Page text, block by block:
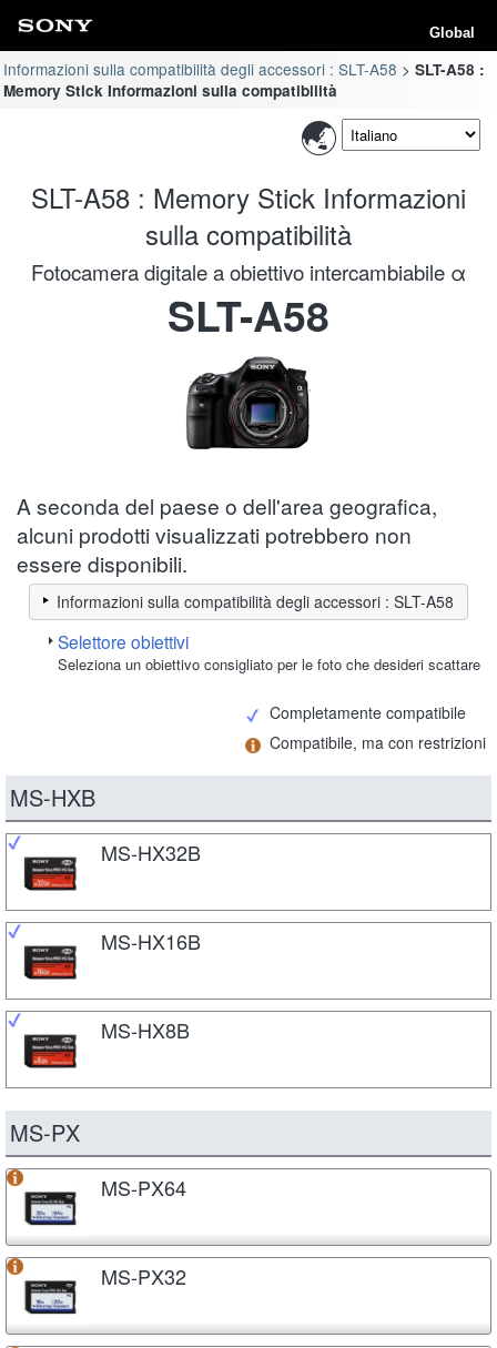
Global
Informazioni sulla compatibilità degli accessori : SLT-A58
SLT-A58 :
Memory Stick Informazioni sulla compatibilità
SLT-A58 : Memory Stick Informazioni
sulla compatibilità
Fotocamera digitale a obiettivo intercambiabile α
SLT-A58
A seconda del paese o dell'area geografica,
alcuni prodotti visualizzati potrebbero non
essere disponibili.
Informazioni sulla compatibilità degli accessori : SLT-A58
Selettore obiettivi
Seleziona un obiettivo consigliato per le foto che desideri scattare
Completamente compatibile
Compatibile, ma con restrizioni
MS-HXB
MS-HX32B
MS-HX16B
MS-HX8B
MS-PX
MS-PX64
MS-PX32